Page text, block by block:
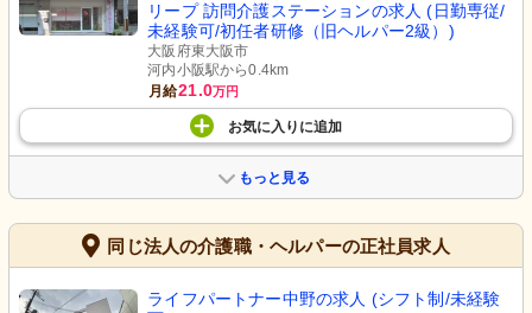
リープ 訪問介護ステーションの求人 (日勤専従/
未経験可/初任者研修（旧ヘルパー2級）)
大阪府東大阪市
河内小阪駅から0.4km
月給21.0万円
お気に入り に追加
もっと見る
同じ法人の介護職・ヘルパーの正社員求人
ライフパートナー中野の求人 (シフト制/未経験